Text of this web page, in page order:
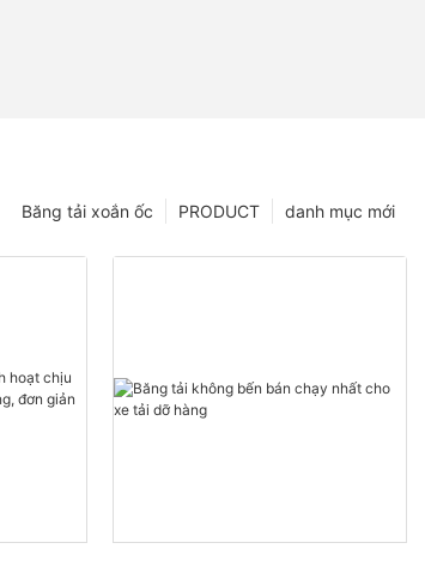
danh mục mới
PRODUCT
Băng tải xoắn ốc